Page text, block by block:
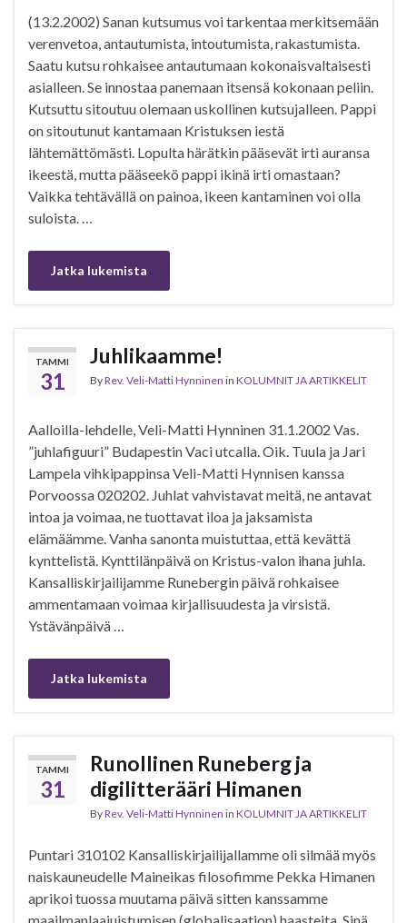
(13.2.2002) Sanan kutsumus voi tarkentaa merkitsemään
verenvetoa, antautumista, intoutumista, rakastumista.
Saatu kutsu rohkaisee antautumaan kokonaisvaltaisesti
asialleen. Se innostaa panemaan itsensä kokonaan peliin.
Kutsuttu sitoutuu olemaan uskollinen kutsujalleen. Pappi
on sitoutunut kantamaan Kristuksen iestä
lähtemättömästi. Lopulta härätkin pääsevät irti auransa
ikeestä, mutta pääseekö pappi ikinä irti omastaan?
Vaikka tehtävällä on painoa, ikeen kantaminen voi olla
suloista. …
Jatka lukemista
TAMMI
31
Juhlikaamme!
ByRev. Veli-Matti Hynninen in KOLUMNIT JA ARTIKKELIT
Aalloilla-lehdelle, Veli-Matti Hynninen 31.1.2002 Vas.
”juhlafiguuri” Budapestin Vaci utcalla. Oik. Tuula ja Jari
Lampela vihkipappinsa Veli-Matti Hynnisen kanssa
Porvoossa 020202. Juhlat vahvistavat meitä, ne antavat
intoa ja voimaa, ne tuottavat iloa ja jaksamista
elämäämme. Vanha sanonta muistuttaa, että kevättä
kynttelistä. Kynttilänpäivä on Kristus-valon ihana juhla.
Kansalliskirjailijamme Runebergin päivä rohkaisee
ammentamaan voimaa kirjallisuudesta ja virsistä.
Ystävänpäivä …
Jatka lukemista
TAMMI
31
Runollinen Runeberg ja
digilitterääri Himanen
ByRev. Veli-Matti Hynninen in KOLUMNIT JA ARTIKKELIT
Puntari 310102 Kansalliskirjailijallamme oli silmää myös
naiskauneudelle Maineikas filosofimme Pekka Himanen
aprikoi tuossa muutama päivä sitten kanssamme